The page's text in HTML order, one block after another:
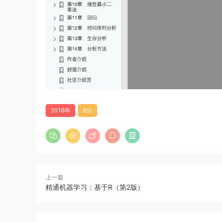
2016年 8分
上一篇
精通机器学习：基于R（第2版）